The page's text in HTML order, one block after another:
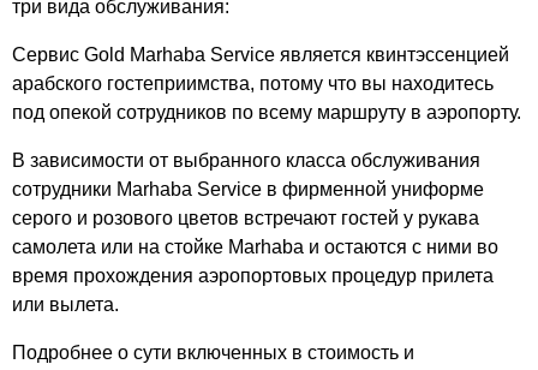
три вида обслуживания:
Сервис Gold Marhaba Service является квинтэссенцией
арабского гостеприимства, потому что вы находитесь
под опекой сотрудников по всему маршруту в аэропорту.
В зависимости от выбранного класса обслуживания
сотрудники Marhaba Service в фирменной униформе
серого и розового цветов встречают гостей у рукава
самолета или на стойке Marhaba и остаются с ними во
время прохождения аэропортовых процедур прилета
или вылета.
Подробнее о сути включенных в стоимость и